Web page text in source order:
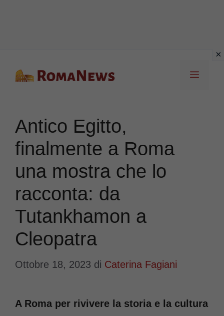
Menu
Antico Egitto,
finalmente a Roma
una mostra che lo
racconta: da
Tutankhamon a
Cleopatra
Ottobre 18, 2023 di Caterina Fagiani
A Roma per rivivere la storia e la cultura